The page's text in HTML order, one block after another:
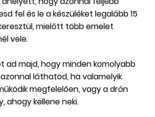
fel és le a készüléket legalább 15
mielőtt több emelet
vele.
ad majd, hogy minden komolyabb
láthatod, ha valamelyik
megfelelően, vagy a drón
ahogy kellene neki.